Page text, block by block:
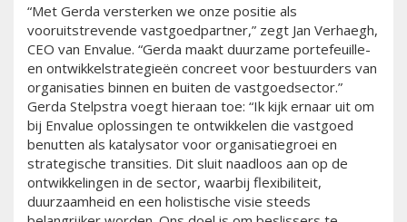
“Met Gerda versterken we onze positie als
vooruitstrevende vastgoedpartner,” zegt Jan Verhaegh,
CEO van Envalue. “Gerda maakt duurzame portefeuille-
en ontwikkelstrategieën concreet voor bestuurders van
organisaties binnen en buiten de vastgoedsector.”
Gerda Stelpstra voegt hieraan toe: “Ik kijk ernaar uit om
bij Envalue oplossingen te ontwikkelen die vastgoed
benutten als katalysator voor organisatiegroei en
strategische transities. Dit sluit naadloos aan op de
ontwikkelingen in de sector, waarbij flexibiliteit,
duurzaamheid en een holistische visie steeds